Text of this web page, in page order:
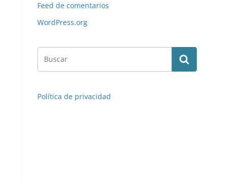
Feed de comentarios
WordPress.org
Política de privacidad